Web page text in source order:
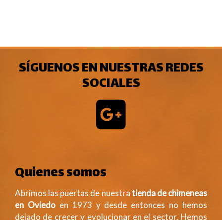
SÍGUENOS EN NUESTRAS REDES
SOCIALES
Quienes somos
Abrimos las puertas de nuestratienda de chimeneas
en Oviedoen 1973 y desde entonces no hemos
dejado de crecer y evolucionar en el sector. Hemos